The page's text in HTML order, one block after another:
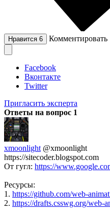
Нравится 6 Комментировать
Facebook
Вконтакте
Twitter
Пригласить эксперта
Ответы на вопрос 1
xmoonlight @xmoonlight
https://sitecoder.blogspot.com
От гугл: https://
Ресурсы:
1. https://github.com/web-
2. https://drafts.csswg.org/web-